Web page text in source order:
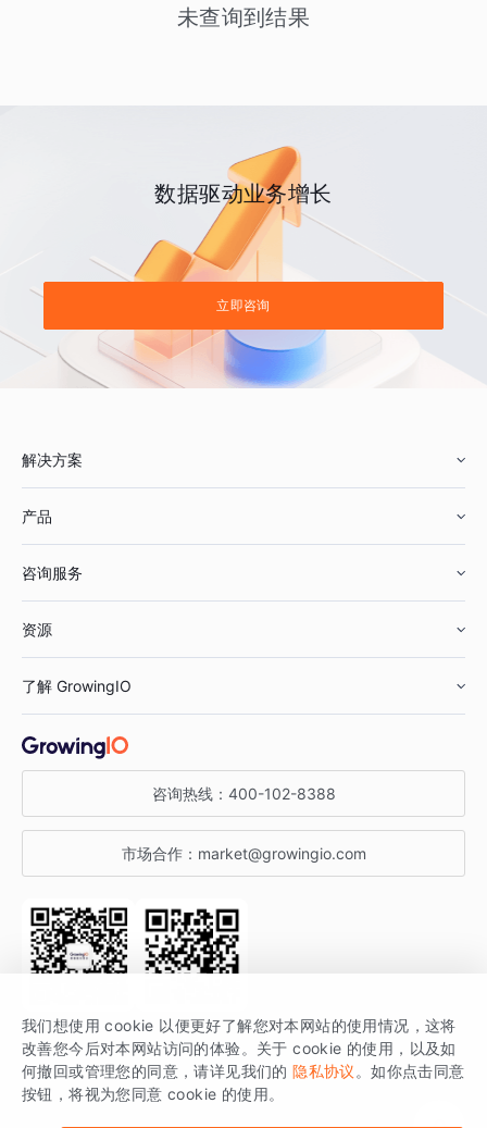
未查询到结果
数据驱动业务增长
立即咨询
解决方案
鞋服行业
汽车行业
金融行业
产品
智能运营
获客分析
咨询服务
资源
增长公开课
增长博客
开发者文档
SDK 文档
场景指南
了解 GrowingIO
关于 GrowingIO
增长大会
行业活动
咨询热线： 400-102-8388
市场合作： market@growingio.com
关注公众号 获取更多干货
GrowingIO 是专注于数据智能分析与增长的品牌，核心平台为 GrowingIO
分析云。
我们想使用 cookie 以便更好了解您对本网站的使用情况，这将
改善您今后对本网站访问的体验。关于 cookie 的使用，以及如
何撤回或管理您的同意，请详见我们的 隐私协议 。如你点击同意
按钮，将视为您同意 cookie 的使用。